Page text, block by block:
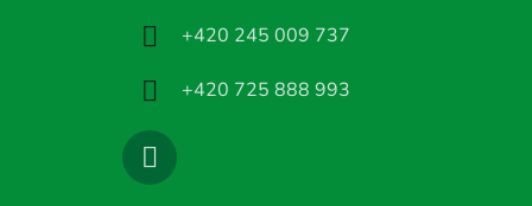
+420 245 009 737
+420 725 888 993